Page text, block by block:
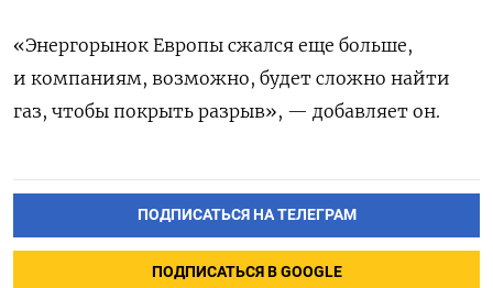
«Энергорынок Европы сжался еще больше,
и компаниям, возможно, будет сложно найти
газ, чтобы покрыть разрыв», — добавляет он.
ПОДПИСАТЬСЯ НА ТЕЛЕГРАМ
ПОДПИСАТЬСЯ В GOOGLE